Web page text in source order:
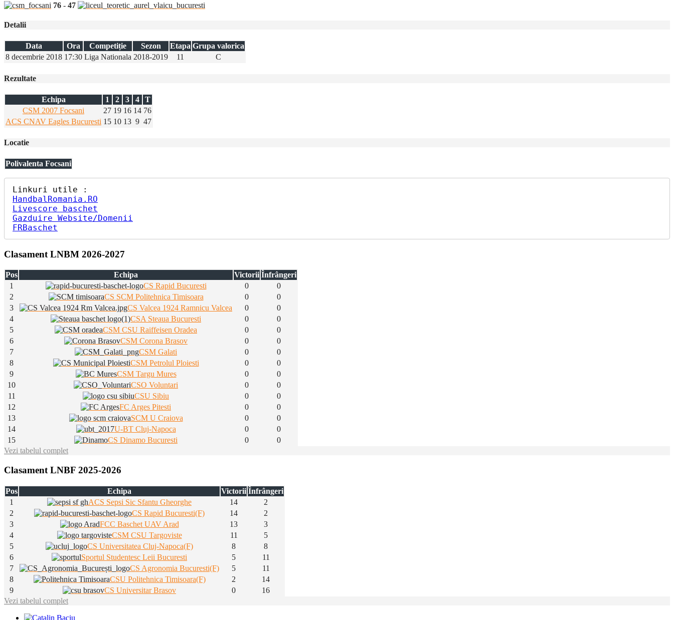
76 - 47
Detalii
Data Ora Competiție Sezon Etapa Grupa valorica
8 decembrie 2018 17:30 Liga Nationala 2018-2019 11 C
Rezultate
Echipa 1 2 3 4
T
CSM 2007 Focsani
27 19 16 14 76
ACS CNAV Eagles Bucuresti 15 10 13 9 47
Locatie
Polivalenta Focsani
HandbalRomania.RO
Livescore baschet
Gazduire Website/Domenii
FRBaschet
Clasament LNBM 2026-2027
Pos Echipa Victorii Înfrângeri
1
CS Rapid Bucuresti 0
0
2
CS SCM Politehnica Timisoara 0
0
3
CS Valcea 1924 Ramnicu Valcea 0
0
4
CSA Steaua Bucuresti 0
0
5
CSM CSU Raiffeisen Oradea 0
0
6
CSM Corona Brasov 0
0
7
CSM Galati 0
0
8
CSM Petrolul Ploiesti 0
0
9
CSM Targu Mures 0
0
10
CSO Voluntari 0
0
11
CSU Sibiu 0
0
12
FC Arges Pitesti 0
0
13
SCM U Craiova 0
0
14
U-BT Cluj-Napoca 0
0
15
CS Dinamo Bucuresti 0
0
Vezi tabelul complet
Clasament LNBF 2025-2026
Pos Echipa Victorii Înfrângeri
1
ACS Sepsi Sic Sfantu Gheorghe 14
2
2
CS Rapid Bucuresti(F) 14
2
3
FCC Baschet UAV Arad 13
3
4
CSM CSU Targoviste 11
5
5
CS Universitatea Cluj-Napoca(F) 8
8
6
Sportul Studentesc Leii Bucuresti 5
11
7
CS Agronomia Bucuresti(F) 5
11
8
CSU Politehnica Timisoara(F) 2
14
9
CS Universitar Brasov 0
16
Vezi tabelul complet